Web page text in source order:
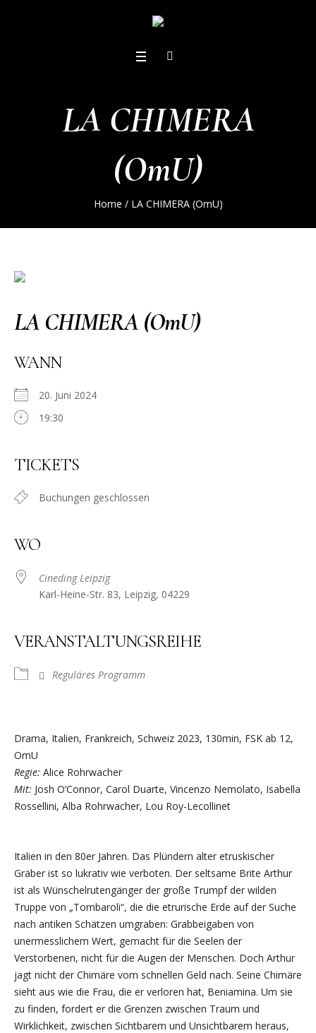
LA CHIMERA
(OmU)
Home / LA CHIMERA (OmU)
LA CHIMERA (OmU)
WANN
20. Juni 2024
19:30
TICKETS
Buchungen geschlossen
WO
Cineding Leipzig
Karl-Heine-Str. 83, Leipzig, 04229
VERANSTALTUNGSREIHE
Reguläres Programm
Drama, Italien, Frankreich, Schweiz 2023, 130min, FSK ab 12,
OmU
Regie: Alice Rohrwacher
Mit: Josh O’Connor, Carol Duarte, Vincenzo Nemolato, Isabella
Rossellini, Alba Rohrwacher, Lou Roy-Lecollinet
Italien in den 80er Jahren. Das Plündern alter etruskischer
Gräber ist so lukrativ wie verboten. Der seltsame Brite Arthur
ist als Wünschelrutengänger der große Trumpf der wilden
Truppe von „Tombaroli“, die die etrurische Erde auf der Suche
nach antiken Schätzen umgraben: Grabbeigaben von
unermesslichem Wert, gemacht für die Seelen der
Verstorbenen, nicht für die Augen der Menschen. Doch Arthur
jagt nicht der Chimäre vom schnellen Geld nach. Seine Chimäre
sieht aus wie die Frau, die er verloren hat, Beniamina. Um sie
zu finden, fordert er die Grenzen zwischen Traum und
Wirklichkeit, zwischen Sichtbarem und Unsichtbarem heraus,